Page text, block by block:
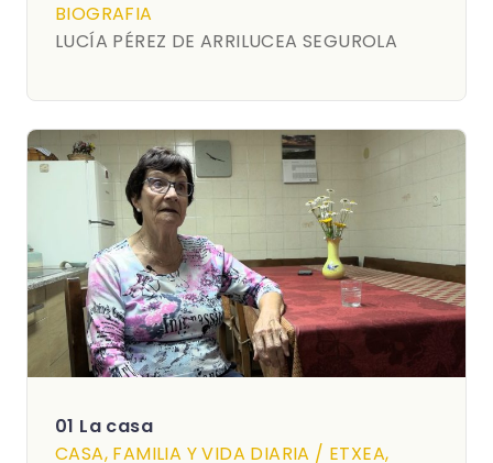
BIOGRAFIA
LUCÍA PÉREZ DE ARRILUCEA SEGUROLA
01 La casa
CASA, FAMILIA Y VIDA DIARIA / ETXEA,